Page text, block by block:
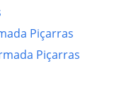
Piçarras
Piçarras